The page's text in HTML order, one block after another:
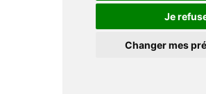
Je
Changer mes